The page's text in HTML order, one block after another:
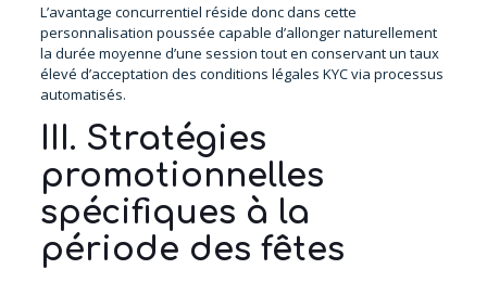
L’avantage concurrentiel réside donc dans cette
personnalisation poussée capable d’allonger naturellement
la durée moyenne d’une session tout en conservant un taux
élevé d’acceptation des conditions légales KYC via processus
automatisés.
III. Stratégies
promotionnelles
spécifiques à la
période des fêtes